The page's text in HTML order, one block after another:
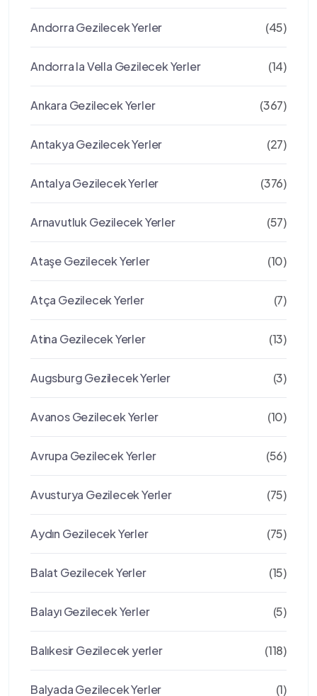
Andorra Gezilecek Yerler (45)
Andorra la Vella Gezilecek Yerler (14)
Ankara Gezilecek Yerler (367)
Antakya Gezilecek Yerler (27)
Antalya Gezilecek Yerler (376)
Arnavutluk Gezilecek Yerler (57)
Ataşe Gezilecek Yerler (10)
Atça Gezilecek Yerler (7)
Atina Gezilecek Yerler (13)
Augsburg Gezilecek Yerler (3)
Avanos Gezilecek Yerler (10)
Avrupa Gezilecek Yerler (56)
Avusturya Gezilecek Yerler (75)
Aydın Gezilecek Yerler (75)
Balat Gezilecek Yerler (15)
Balayı Gezilecek Yerler (5)
Balıkesir Gezilecek yerler (118)
Balyada Gezilecek Yerler (1)